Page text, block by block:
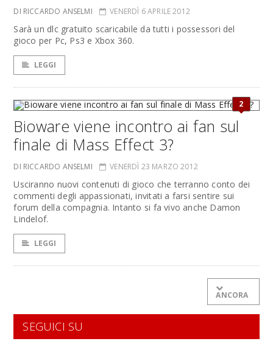
DI RICCARDO ANSELMI VENERDÌ 6 APRILE 2012
Sarà un dlc gratuito scaricabile da tutti i possessori del
gioco per Pc, Ps3 e Xbox 360.
LEGGI
2
Bioware viene incontro ai fan sul
finale di Mass Effect 3?
DI RICCARDO ANSELMI VENERDÌ 23 MARZO 2012
Usciranno nuovi contenuti di gioco che terranno conto dei
commenti degli appassionati, invitati a farsi sentire sui
forum della compagnia. Intanto si fa vivo anche Damon
Lindelof.
LEGGI
ANCORA
SEGUICI SU